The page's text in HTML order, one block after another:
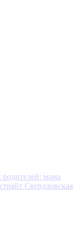
родителей: мама
Свердловская